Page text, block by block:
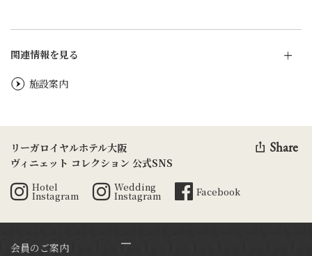
関連情報を見る
施設案内
リーガロイヤルホテル大阪
ヴィニェット コレクション 公式SNS
Hotel
Instagram
Wedding
Instagram Facebook
Share
会員のご案内